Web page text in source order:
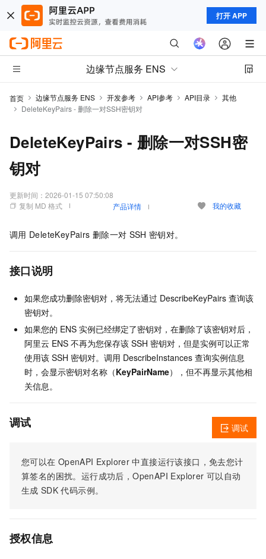
打开 APP
边缘节点服务 ENS
首页 边缘节点服务 ENS 开发参考 API参考 API目录
其他
DeleteKeyPairs - 删除一对SSH密钥对
DeleteKeyPairs - 删除一对SSH密
钥对
更新时间： 2026-01-15 07:50:08
复制 MD 格式
产品详情 我的收藏
调用 DeleteKeyPairs 删除一对 SSH 密钥对。
接口说明
如果您成功删除密钥对，将无法通过 DescribeKeyPairs 查询该
密钥对。
如果您的 ENS 实例已经绑定了密钥对，在删除了该密钥对后，
阿里云 ENS 不再为您保存该 SSH 密钥对，但是实例可以正常
使用该 SSH 密钥对。调用 DescribeInstances 查询实例信息
时，会显示密钥对名称（KeyPairName），但不再显示其他相
关信息。
调试
您可以在 OpenAPI Explorer 中直接运行该接口，免去您计
算签名的困扰。运行成功后，OpenAPI Explorer 可以自动
生成 SDK 代码示例。
调试
授权信息